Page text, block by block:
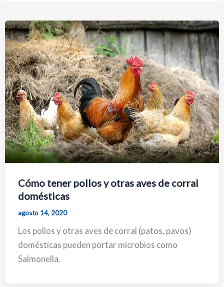
Cómo tener pollos y otras aves de corral
domésticas
agosto 14, 2020
Los pollos y otras aves de corral (patos, pavos)
domésticas pueden portar microbios como
Salmonella.